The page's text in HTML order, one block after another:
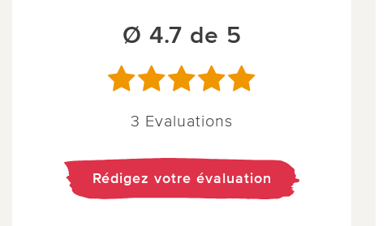
Ø 4.7 de 5
3 Evaluations
Rédigez votre évaluation